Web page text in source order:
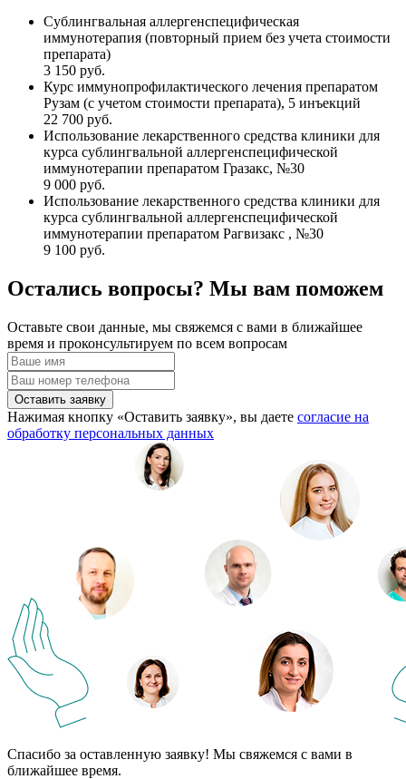
Сублингвальная аллергенспецифическая
иммунотерапия (повторный прием без учета стоимости
препарата)
3 150 руб.
Курс иммунопрофилактического лечения препаратом
Рузам (с учетом стоимости препарата), 5 инъекций
22 700 руб.
Использование лекарственного средства клиники для
курса сублингвальной аллергенспецифической
иммунотерапии препаратом Гразакс, №30
9 000 руб.
Использование лекарственного средства клиники для
курса сублингвальной аллергенспецифической
иммунотерапии препаратом Рагвизакс , №30
9 100 руб.
Остались вопросы? Мы вам поможем
Оставьте свои данные, мы свяжемся с вами в ближайшее
время и проконсультируем по всем вопросам
Оставить заявку
Нажимая кнопку «Оставить заявку», вы даете согласие на
обработку персональных данных
Спасибо за оставленную заявку! Мы свяжемся с вами в
ближайшее время.